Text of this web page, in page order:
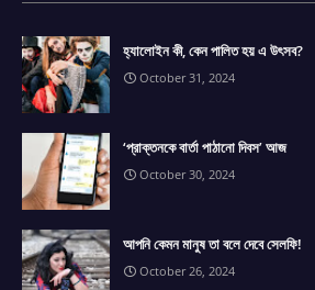
হ্যালোইন কী, কেন পালিত হয় এ উৎসব?
October 31, 2024
‘প্রাক্তনকে বার্তা পাঠানো দিবস’ আজ
October 30, 2024
আপনি কেমন মানুষ তা বলে দেবে সেলফি!
October 26, 2024